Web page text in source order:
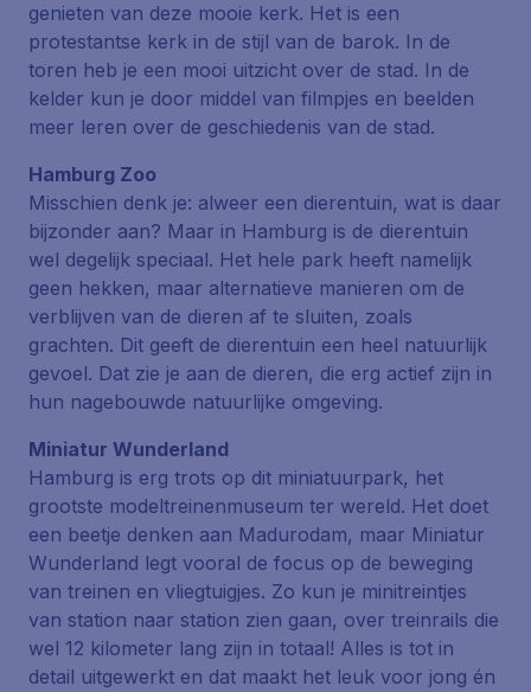
genieten van deze mooie kerk. Het is een
protestantse kerk in de stijl van de barok. In de
toren heb je een mooi uitzicht over de stad. In de
kelder kun je door middel van filmpjes en beelden
meer leren over de geschiedenis van de stad.
Hamburg Zoo
Misschien denk je: alweer een dierentuin, wat is daar
bijzonder aan? Maar in Hamburg is de dierentuin
wel degelijk speciaal. Het hele park heeft namelijk
geen hekken, maar alternatieve manieren om de
verblijven van de dieren af te sluiten, zoals
grachten. Dit geeft de dierentuin een heel natuurlijk
gevoel. Dat zie je aan de dieren, die erg actief zijn in
hun nagebouwde natuurlijke omgeving.
Miniatur Wunderland
Hamburg is erg trots op dit miniatuurpark, het
grootste modeltreinenmuseum ter wereld. Het doet
een beetje denken aan Madurodam, maar Miniatur
Wunderland legt vooral de focus op de beweging
van treinen en vliegtuigjes. Zo kun je minitreintjes
van station naar station zien gaan, over treinrails die
wel 12 kilometer lang zijn in totaal! Alles is tot in
detail uitgewerkt en dat maakt het leuk voor jong én